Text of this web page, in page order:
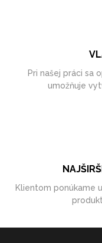
Pri našej práci sa
umožňuje
Klientom ponúkame